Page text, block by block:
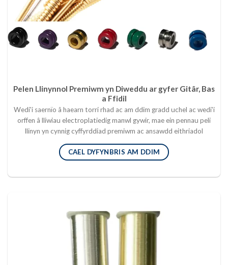
Pelen Llinynnol Premiwm yn Diweddu ar gyfer Gitâr, Bas
a Ffidil
Wedi'i saernïo â haearn torri rhad ac am ddim gradd uchel ac wedi'i
orffen â lliwiau electroplatiedig manwl gywir, mae ein pennau peli
llinyn yn cynnig cyffyrddiad premiwm ac ansawdd eithriadol
CAEL DYFYNBRIS AM DDIM